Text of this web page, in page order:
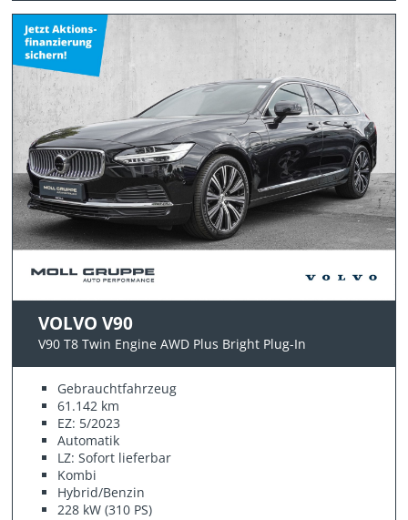
VOLVO V90
V90 T8 Twin Engine AWD Plus Bright Plug-In
Gebrauchtfahrzeug
61.142 km
EZ: 5/2023
Automatik
LZ: Sofort lieferbar
Kombi
Hybrid/Benzin
228 kW (310 PS)